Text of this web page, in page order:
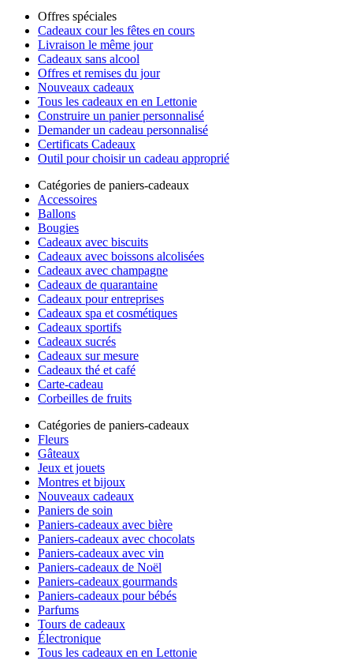
Offres spéciales
Cadeaux cour les fêtes en cours
Livraison le même jour
Cadeaux sans alcool
Offres et remises du jour
Nouveaux cadeaux
Tous les cadeaux en en Lettonie
Construire un panier personnalisé
Demander un cadeau personnalisé
Certificats Cadeaux
Outil pour choisir un cadeau approprié
Catégories de paniers-cadeaux
Accessoires
Ballons
Bougies
Cadeaux avec biscuits
Cadeaux avec boissons alcolisées
Cadeaux avec champagne
Cadeaux de quarantaine
Cadeaux pour entreprises
Cadeaux spa et cosmétiques
Cadeaux sportifs
Cadeaux sucrés
Cadeaux sur mesure
Cadeaux thé et café
Carte-cadeau
Corbeilles de fruits
Catégories de paniers-cadeaux
Fleurs
Gâteaux
Jeux et jouets
Montres et bijoux
Nouveaux cadeaux
Paniers de soin
Paniers-cadeaux avec bière
Paniers-cadeaux avec chocolats
Paniers-cadeaux avec vin
Paniers-cadeaux de Noël
Paniers-cadeaux gourmands
Paniers-cadeaux pour bébés
Parfums
Tours de cadeaux
Électronique
Tous les cadeaux en en Lettonie